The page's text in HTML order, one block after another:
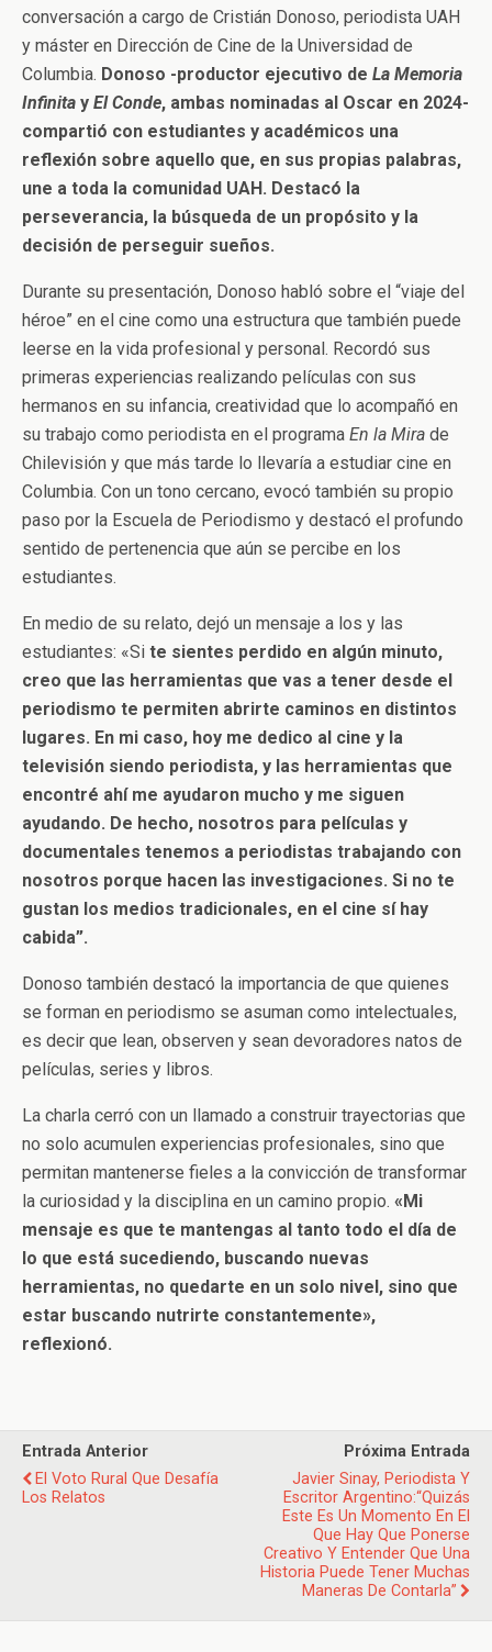
conversación a cargo de Cristián Donoso, periodista UAH
y máster en Dirección de Cine de la Universidad de
Columbia. Donoso -productor ejecutivo de La Memoria
Infinita y El Conde, ambas nominadas al Oscar en 2024-
compartió con estudiantes y académicos una
reflexión sobre aquello que, en sus propias palabras,
une a toda la comunidad UAH. Destacó la
perseverancia, la búsqueda de un propósito y la
decisión de perseguir sueños.
Durante su presentación, Donoso habló sobre el “viaje del
héroe” en el cine como una estructura que también puede
leerse en la vida profesional y personal. Recordó sus
primeras experiencias realizando películas con sus
hermanos en su infancia, creatividad que lo acompañó en
su trabajo como periodista en el programa En la Mira de
Chilevisión y que más tarde lo llevaría a estudiar cine en
Columbia. Con un tono cercano, evocó también su propio
paso por la Escuela de Periodismo y destacó el profundo
sentido de pertenencia que aún se percibe en los
estudiantes.
En medio de su relato, dejó un mensaje a los y las
estudiantes: «Si te sientes perdido en algún minuto,
creo que las herramientas que vas a tener desde el
periodismo te permiten abrirte caminos en distintos
lugares. En mi caso, hoy me dedico al cine y la
televisión siendo periodista, y las herramientas que
encontré ahí me ayudaron mucho y me siguen
ayudando. De hecho, nosotros para películas y
documentales tenemos a periodistas trabajando con
nosotros porque hacen las investigaciones. Si no te
gustan los medios tradicionales, en el cine sí hay
cabida”.
Donoso también destacó la importancia de que quienes
se forman en periodismo se asuman como intelectuales,
es decir que lean, observen y sean devoradores natos de
películas, series y libros.
La charla cerró con un llamado a construir trayectorias que
no solo acumulen experiencias profesionales, sino que
permitan mantenerse fieles a la convicción de transformar
la curiosidad y la disciplina en un camino propio. «Mi
mensaje es que te mantengas al tanto todo el día de
lo que está sucediendo, buscando nuevas
herramientas, no quedarte en un solo nivel, sino que
estar buscando nutrirte constantemente»,
reflexionó.
Entrada Anterior
El Voto Rural Que Desafía
Los Relatos
Próxima Entrada
Javier Sinay, Periodista Y
Escritor Argentino:“Quizás
Este Es Un Momento En El
Que Hay Que Ponerse
Creativo Y Entender Que Una
Historia Puede Tener Muchas
Maneras De Contarla”